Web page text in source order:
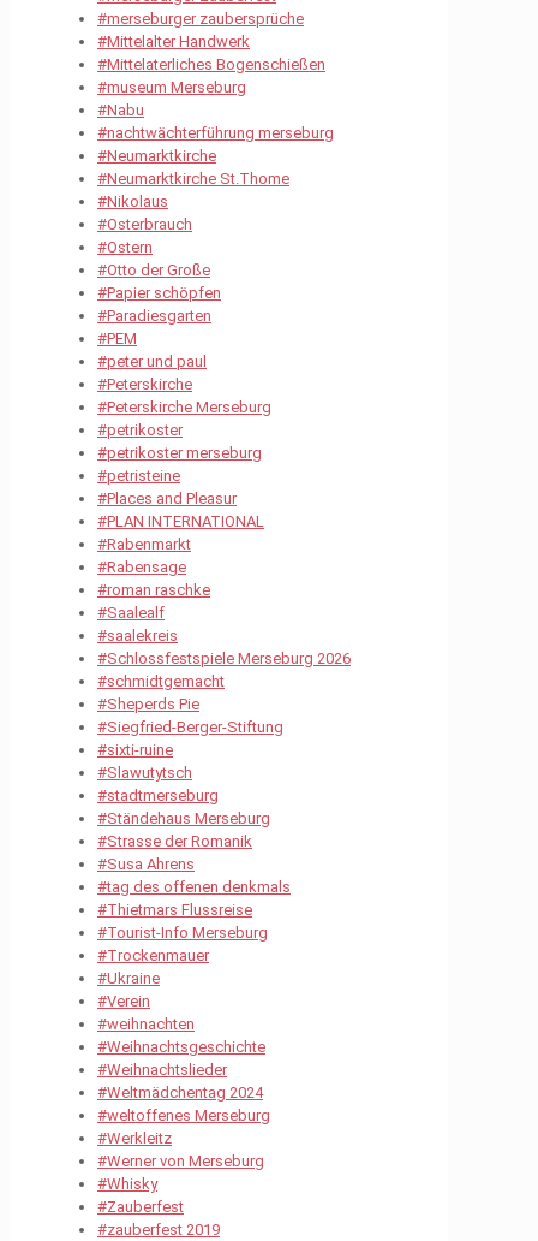
#merseburger zaubersprüche
#Mittelalter Handwerk
#Mittelaterliches Bogenschießen
#museum Merseburg
#Nabu
#nachtwächterführung merseburg
#Neumarktkirche
#Neumarktkirche St.Thome
#Nikolaus
#Osterbrauch
#Ostern
#Otto der Große
#Papier schöpfen
#Paradiesgarten
#PEM
#peter und paul
#Peterskirche
#Peterskirche Merseburg
#petrikoster
#petrikoster merseburg
#petristeine
#Places and Pleasur
#PLAN INTERNATIONAL
#Rabenmarkt
#Rabensage
#roman raschke
#Saalealf
#saalekreis
#Schlossfestspiele Merseburg 2026
#schmidtgemacht
#Sheperds Pie
#Siegfried-Berger-Stiftung
#sixti-ruine
#Slawutytsch
#stadtmerseburg
#Ständehaus Merseburg
#Strasse der Romanik
#Susa Ahrens
#tag des offenen denkmals
#Thietmars Flussreise
#Tourist-Info Merseburg
#Trockenmauer
#Ukraine
#Verein
#weihnachten
#Weihnachtsgeschichte
#Weihnachtslieder
#Weltmädchentag 2024
#weltoffenes Merseburg
#Werkleitz
#Werner von Merseburg
#Whisky
#Zauberfest
#zauberfest 2019